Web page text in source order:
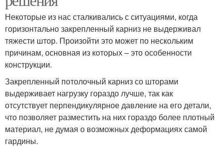
Некоторые из нас сталкивались с ситуациями, когда
горизонтально закрепленный карниз не выдерживал
тяжести штор. Произойти это может по нескольким
причинам, основная из которых – это особенности
конструкции.
Закрепленный потолочный карниз со шторами
выдерживает нагрузку гораздо лучше, так как
отсутствует перпендикулярное давление на его детали,
что позволяет разместить на них гораздо более плотный
материал, не думая о возможных деформациях самой
гардины.